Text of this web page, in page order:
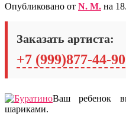
Опубликовано от N. M. на
Заказать артиста:
+7 (999)877-44-90
Ваш ребенок
шариками.